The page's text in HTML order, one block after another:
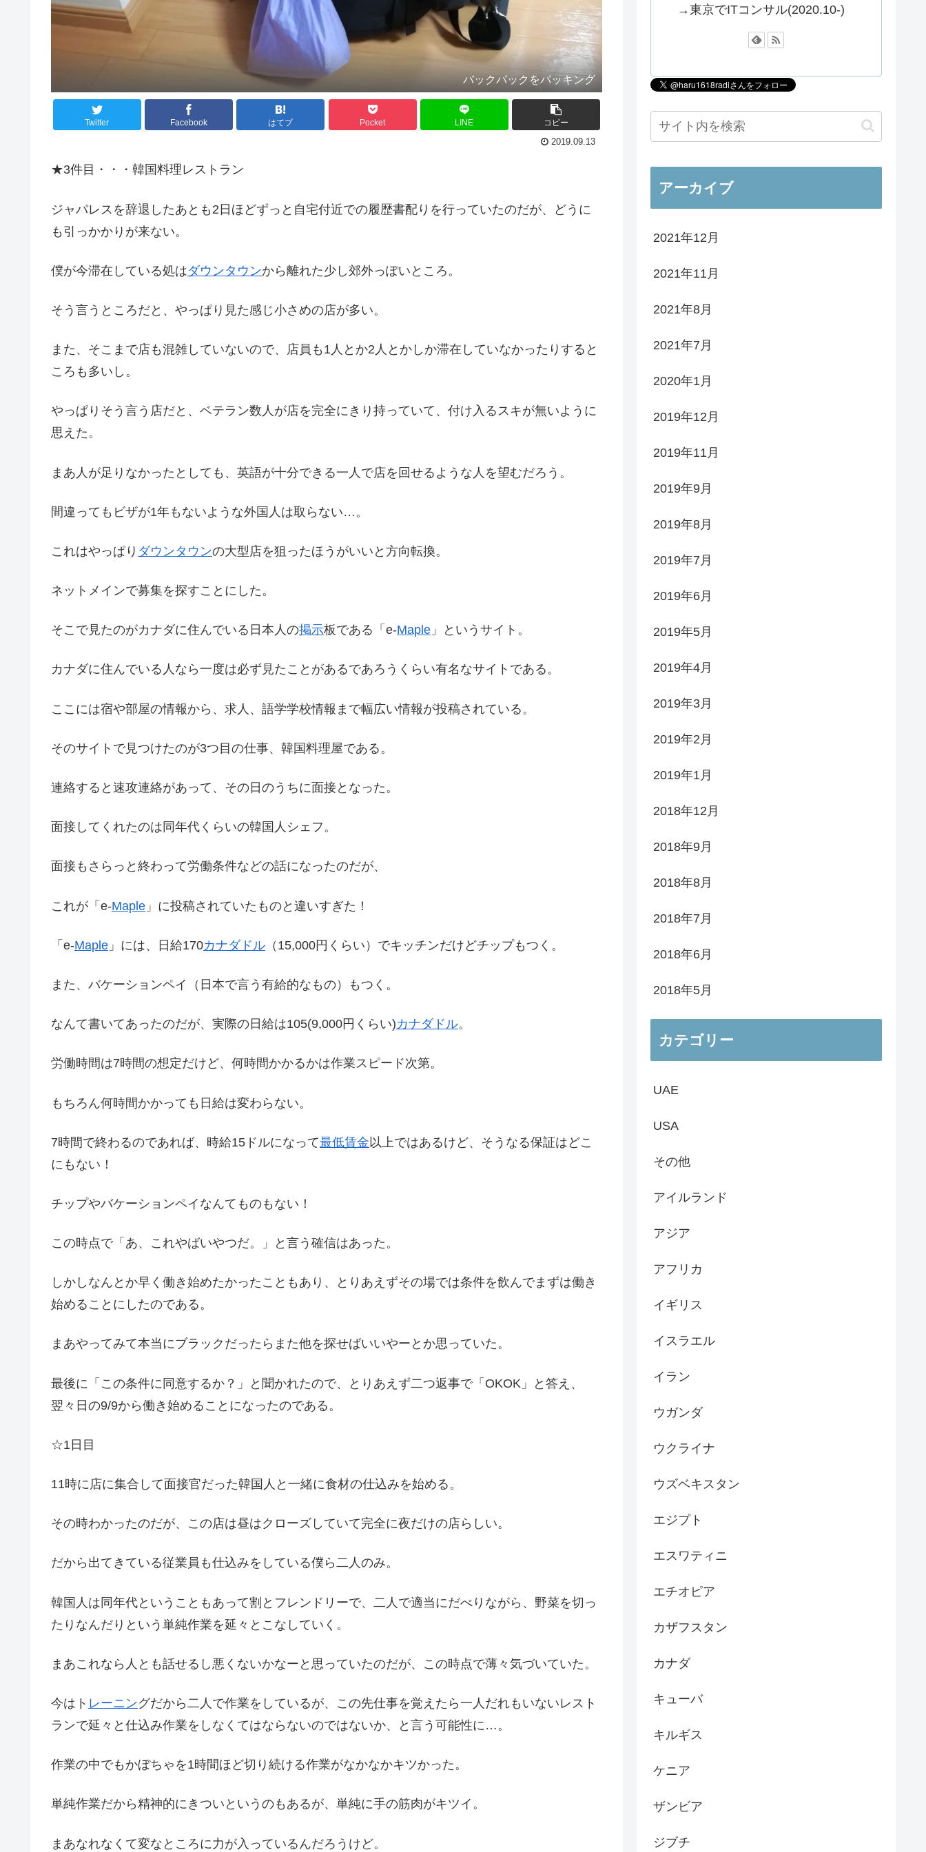
バックパックをパッキング
Twitter Facebook はてブ Pocket LINE コピー
2019.09.13
★3件目・・・韓国料理レストラン
ジャパレスを辞退したあとも2日ほどずっと自宅付近での履歴書配りを行っていたのだが、どうに
も引っかかりが来ない。
僕が今滞在している処はダウンタウンから離れた少し郊外っぽいところ。
そう言うところだと、やっぱり見た感じ小さめの店が多い。
また、そこまで店も混雑していないので、店員も1人とか2人とかしか滞在していなかったりすると
ころも多いし。
やっぱりそう言う店だと、ベテラン数人が店を完全にきり持っていて、付け入るスキが無いように
思えた。
まあ人が足りなかったとしても、英語が十分できる一人で店を回せるような人を望むだろう。
間違ってもビザが1年もないような外国人は取らない…。
これはやっぱり ダウンタウンの大型店を狙ったほうがいいと方向転換。
ネットメインで募集を探すことにした。
そこで見たのがカナダに住んでいる日本人の掲示板である「e-Maple 」というサイト。
カナダに住んでいる人なら一度は必ず見たことがあるであろうくらい有名なサイトである。
ここには宿や部屋の情報から、求人、語学学校情報まで幅広い情報が投稿されている。
そのサイトで見つけたのが3つ目の仕事、韓国料理屋である。
連絡すると速攻連絡があって、その日のうちに面接となった。
面接してくれたのは同年代くらいの韓国人シェフ。
面接もさらっと終わって労働条件などの話になったのだが、
これが「e-Maple 」に投稿されていたものと違いすぎた！
「e-Maple 」には、日給170カナダドル （15,000円くらい）でキッチンだけどチップもつく。
また、バケーションペイ（日本で言う有給的なもの）もつく。
なんて書いてあったのだが、実際の日給は105(9,000円くらい)カナダドル。
労働時間は7時間の想定だけど、何時間かかるかは作業スピード次第。
もちろん何時間かかっても日給は変わらない。
7時間で終わるのであれば、時給15ドルになって最低賃金 以上ではあるけど、そうなる保証はどこ
にもない！
チップやバケーションペイなんてものもない！
この時点で「あ、これやばいやつだ。」と言う確信はあった。
しかしなんとか早く働き始めたかったこともあり、とりあえずその場では条件を飲んでまずは働き
始めることにしたのである。
まあやってみて本当にブラックだったらまた他を探せばいいやーとか思っていた。
最後に「この条件に同意するか？」と聞かれたので、とりあえず二つ返事で「OKOK」と答え、
翌々日の9/9から働き始めることになったのである。
☆1日目
11時に店に集合して面接官だった韓国人と一緒に食材の仕込みを始める。
その時わかったのだが、この店は昼はクローズしていて完全に夜だけの店らしい。
だから出てきている従業員も仕込みをしている僕ら二人のみ。
韓国人は同年代ということもあって割とフレンドリーで、二人で適当にだべりながら、野菜を切っ
たりなんだりという単純作業を延々とこなしていく。
まあこれなら人とも話せるし悪くないかなーと思っていたのだが、この時点で薄々気づいていた。
今はト レーニングだから二人で作業をしているが、この先仕事を覚えたら一人だれもいないレスト
ランで延々と仕込み作業をしなくてはならないのではないか、と言う可能性に…。
作業の中でもかぼちゃを1時間ほど切り続ける作業がなかなかキツかった。
単純作業だから精神的にきついというのもあるが、単純に手の筋肉がキツイ。
まあなれなくて変なところに力が入っているんだろうけど。
→東京でITコンサル(2020.10-)
アーカイブ
2021年12月
2021年11月
2021年8月
2021年7月
2020年1月
2019年12月
2019年11月
2019年9月
2019年8月
2019年7月
2019年6月
2019年5月
2019年4月
2019年3月
2019年2月
2019年1月
2018年12月
2018年9月
2018年8月
2018年7月
2018年6月
2018年5月
カテゴリー
UAE
USA
その他
アイルランド
アジア
アフリカ
イギリス
イスラエル
イラン
ウガンダ
ウクライナ
ウズベキスタン
エジプト
エスワティニ
エチオピア
カザフスタン
カナダ
キューバ
キルギス
ケニア
ザンビア
ジブチ